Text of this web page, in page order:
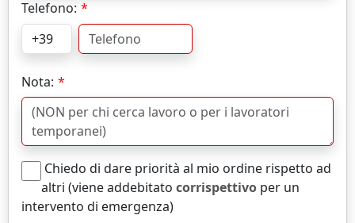
Telefono:
Nota:
Chiedo di dare priorità al mio ordine rispetto ad
altri (viene addebitato corrispettivo per un
intervento di emergenza)